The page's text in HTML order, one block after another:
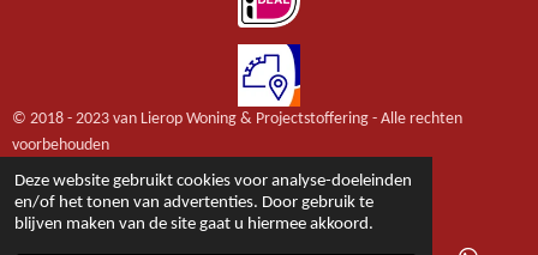
Deze website gebruikt cookies voor analyse-doeleinden
en/of het tonen van advertenties. Door gebruik te
blijven maken van de site gaat u hiermee akkoord.
© 2018 - 2023 van Lierop Woning & Projectstoffering - Alle rechten
voorbehouden
Powered by JouwWeb